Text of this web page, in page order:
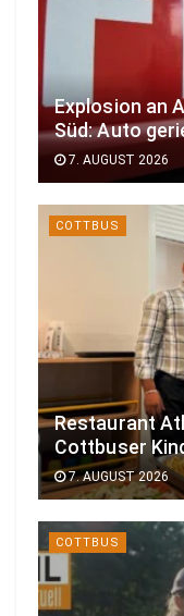
Explosion an
Süd: Auto
7. AUGUST 2026
COTTBUS
Restaurant
Cottbuser
7. AUGUST 2026
COTTBUS